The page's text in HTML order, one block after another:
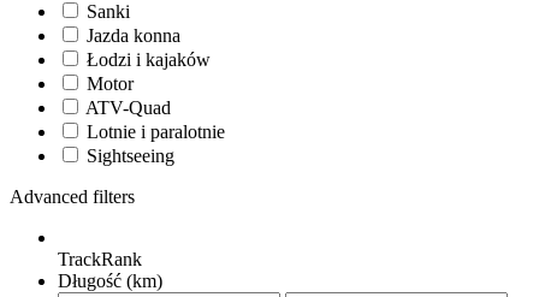
Sanki
Jazda konna
Łodzi i kajaków
Motor
ATV-Quad
Lotnie i paralotnie
Sightseeing
Advanced filters
TrackRank
Długość (km)